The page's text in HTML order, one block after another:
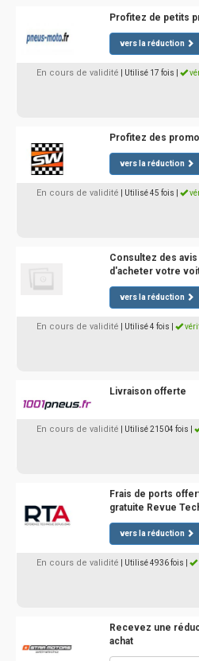
Profitez de petits
vers la réduction
En cours de validité | Utilisé 17 fois
Profitez des
vers la réduction
En cours de validité | Utilisé 45 fois
Consultez des
d'acheter votre
vers la réduction
En cours de validité | Utilisé 4 fois
Livraison offerte
En cours de validité | Utilisé 21504 fois
Frais de ports
gratuite Revue
vers la réduction
En cours de validité | Utilisé 4936 fois
Recevez une
achat